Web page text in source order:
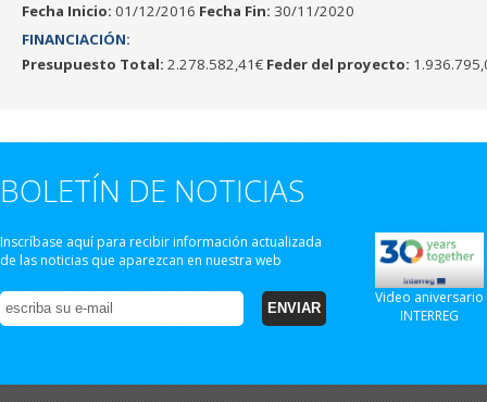
Fecha Inicio: 01/12/2016 Fecha Fin: 30/11/2020
FINANCIACIÓN:
Presupuesto Total: 2.278.582,41€ Feder del proyecto:
BOLETÍN DE NOTICIAS
Inscríbase aquí para recibir información actualizada
de las noticias que aparezcan en nuestra web
Video aniversario
INTERREG